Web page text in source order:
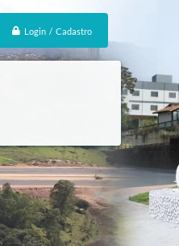
Login / Cadastro